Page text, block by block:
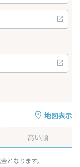
地図表示
高い順
となります。